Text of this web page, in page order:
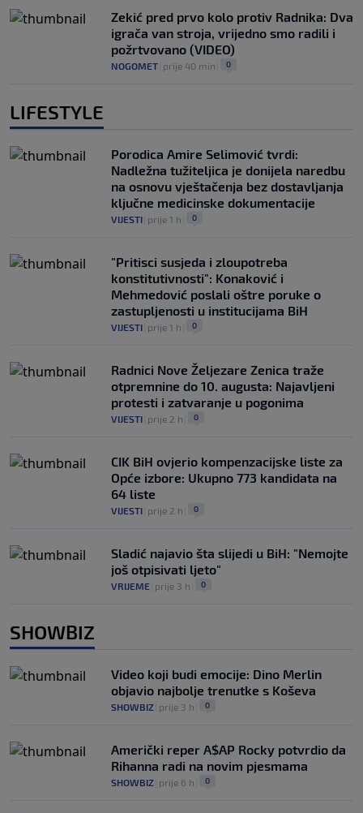
Zekić pred prvo kolo protiv Radnika: Dva
igrača van stroja, vrijedno smo radili i
požrtvovano (VIDEO)
NOGOMET prije 40 min 0
LIFESTYLE
Porodica Amire Selimović tvrdi:
Nadležna tužiteljica je donijela naredbu
na osnovu vještačenja bez dostavljanja
ključne medicinske dokumentacije
VIJESTI prije 1 h 0
"Pritisci susjeda i zloupotreba
konstitutivnosti": Konaković i
Mehmedović poslali oštre poruke o
zastupljenosti u institucijama BiH
VIJESTI prije 1 h 0
Radnici Nove Željezare Zenica traže
otpremnine do 10. augusta: Najavljeni
protesti i zatvaranje u pogonima
VIJESTI prije 2 h 0
CIK BiH ovjerio kompenzacijske liste za
Opće izbore: Ukupno 773 kandidata na
64 liste
VIJESTI prije 2 h 0
Sladić najavio šta slijedi u BiH: "Nemojte
još otpisivati ljeto"
VRIJEME prije 3 h 0
SHOWBIZ
Video koji budi emocije: Dino Merlin
objavio najbolje trenutke s Koševa
SHOWBIZ prije 3 h 0
Američki reper A$AP Rocky potvrdio da
Rihanna radi na novim pjesmama
SHOWBIZ prije 6 h 0